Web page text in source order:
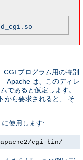
CGI プログラム用の特別
Apache は、このディレ
であると仮定します。
から要求されると、 そ
使用します:
cgi-bin/